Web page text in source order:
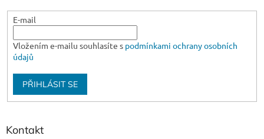
E-mail
Vložením e-mailu souhlasíte s podmínkami ochrany osobních
údajů
PŘIHLÁSIT SE
Kontakt